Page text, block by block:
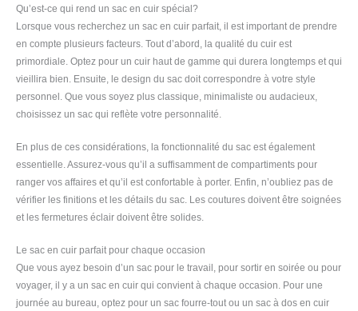
Qu’est-ce qui rend un sac en cuir spécial?
Lorsque vous recherchez un sac en cuir parfait, il est important de prendre
en compte plusieurs facteurs. Tout d’abord, la qualité du cuir est
primordiale. Optez pour un cuir haut de gamme qui durera longtemps et qui
vieillira bien. Ensuite, le design du sac doit correspondre à votre style
personnel. Que vous soyez plus classique, minimaliste ou audacieux,
choisissez un sac qui reflète votre personnalité.
En plus de ces considérations, la fonctionnalité du sac est également
essentielle. Assurez-vous qu’il a suffisamment de compartiments pour
ranger vos affaires et qu’il est confortable à porter. Enfin, n’oubliez pas de
vérifier les finitions et les détails du sac. Les coutures doivent être soignées
et les fermetures éclair doivent être solides.
Le sac en cuir parfait pour chaque occasion
Que vous ayez besoin d’un sac pour le travail, pour sortir en soirée ou pour
voyager, il y a un sac en cuir qui convient à chaque occasion. Pour une
journée au bureau, optez pour un sac fourre-tout ou un sac à dos en cuir